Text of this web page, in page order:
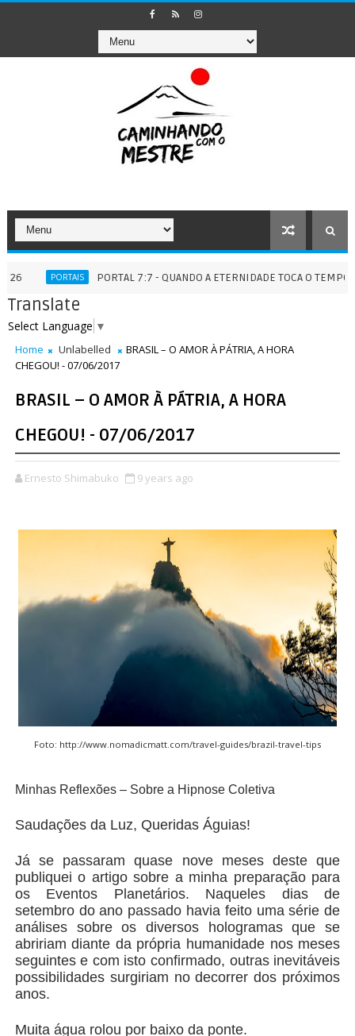
PORTAIS PORTAL 7:7 - QUANDO A ETERNIDADE TOCA O TEMPO - 07/
Translate
Select Language ▼
Home Unlabelled
BRASIL – O AMOR À PÁTRIA, A HORA
CHEGOU! - 07/06/2017
BRASIL – O AMOR À PÁTRIA, A HORA
CHEGOU! - 07/06/2017
Ernesto Shimabuko 9 years ago
Foto: http://www.nomadicmatt.com/travel-guides/brazil-travel-tips
Minhas Reflexões – Sobre a Hipnose Coletiva
Saudações da Luz, Queridas Águias!
Já se passaram quase nove meses deste que
publiquei o artigo sobre a minha preparação para
os Eventos Planetários. Naqueles dias de
setembro do ano passado havia feito uma série de
análises sobre os diversos hologramas que se
abririam diante da própria humanidade nos meses
seguintes e com isto confirmado, outras inevitáveis
possibilidades surgiriam no decorrer dos próximos
anos.
Muita água rolou por baixo da ponte.